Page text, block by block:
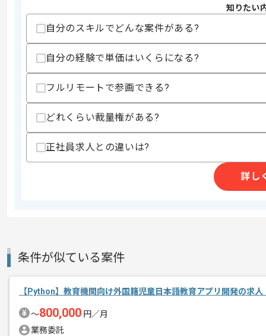
スキル
求めるスキル
・クライアントとの要件定義の経験
・エンジニアとしての実務経験(3年以上)
・バックエンドおよびフロントエンド開
・技術コンサルティング、SE、CS等の
・エンプラ向けSaaS導入およびカスタ
・LangChain 、 LangGraph 、AutoGen
・データ統合およびETLパイプライン構
その他募集要項
募集人数
知りたい
自分のスキルでどんな案件がある?
自分の経験で単価はいくらになる?
フルリモートで参画できる?
どれくらい裁量権がある?
正社員求人との違いは?
詳し
条件が似ている案件
【Python】教育機関向け外国籍児童日本語教育アプリ開発の求人
〜800,000 円／月
業務委託